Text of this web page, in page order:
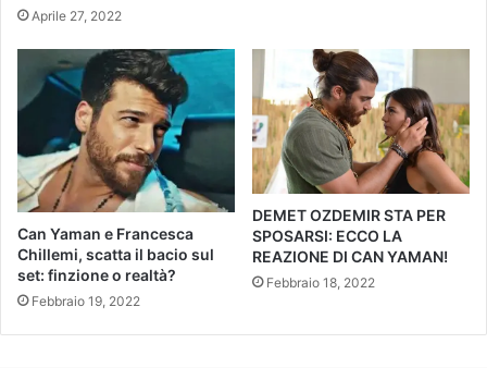
Aprile 27, 2022
Can Yaman e Francesca
Chillemi, scatta il bacio sul
set: finzione o realtà?
Febbraio 19, 2022
DEMET OZDEMIR STA PER
SPOSARSI: ECCO LA
REAZIONE DI CAN YAMAN!
Febbraio 18, 2022